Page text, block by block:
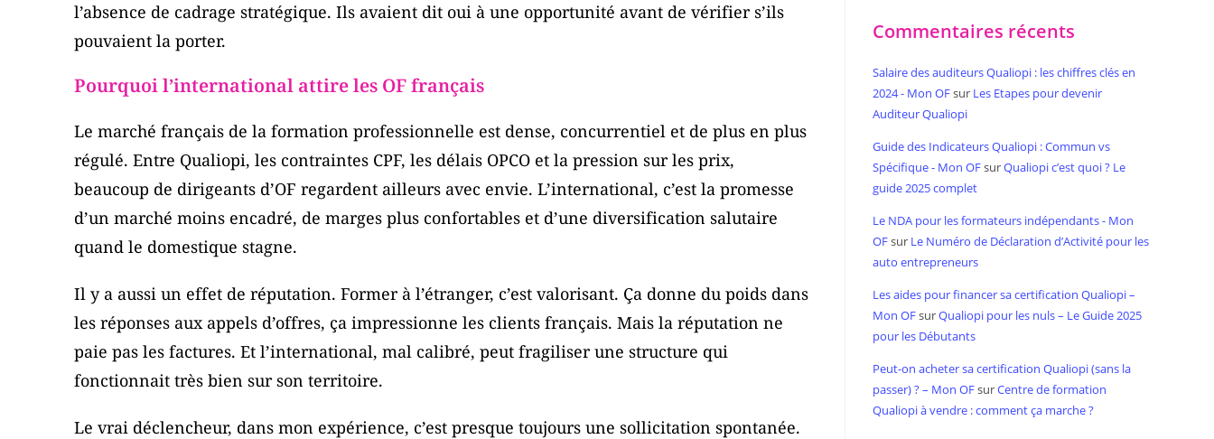
l’absence de cadrage stratégique. Ils avaient dit oui à une opportunité avant de vérifier s’ils
pouvaient la porter.
Pourquoi l’international attire les OF français
Le marché français de la formation professionnelle est dense, concurrentiel et de plus en plus
régulé. Entre Qualiopi, les contraintes CPF, les délais OPCO et la pression sur les prix,
beaucoup de dirigeants d’OF regardent ailleurs avec envie. L’international, c’est la promesse
d’un marché moins encadré, de marges plus confortables et d’une diversification salutaire
quand le domestique stagne.
Il y a aussi un effet de réputation. Former à l’étranger, c’est valorisant. Ça donne du poids dans
les réponses aux appels d’offres, ça impressionne les clients français. Mais la réputation ne
paie pas les factures. Et l’international, mal calibré, peut fragiliser une structure qui
fonctionnait très bien sur son territoire.
Le vrai déclencheur, dans mon expérience, c’est presque toujours une sollicitation spontanée.
Commentaires récents
Salaire des auditeurs Qualiopi : les chiffres clés en
2024 - Mon OFsur Les Etapes pour devenir
Auditeur Qualiopi
Guide des Indicateurs Qualiopi : Commun vs
Spécifique - Mon OFsurQualiopi c’est quoi ? Le
guide 2025 complet
Le NDA pour les formateurs indépendants - Mon
OFsur Le Numéro de Déclaration d’Activité pour les
auto entrepreneurs
Les aides pour financer sa certification Qualiopi –
Mon OFsurQualiopi pour les nuls – Le Guide 2025
pour les Débutants
Peut-on acheter sa certification Qualiopi (sans la
passer) ? – Mon OFsurCentre de formation
Qualiopi à vendre : comment ça marche ?